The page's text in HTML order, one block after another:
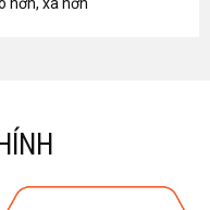
hơn, xa hơn